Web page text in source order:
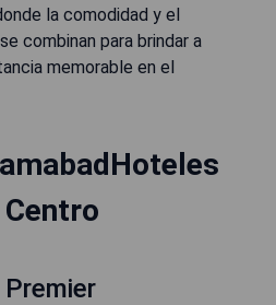
la comodidad y el
combinan para brindar a
memorable en el
Centro